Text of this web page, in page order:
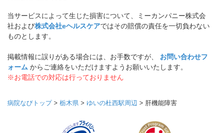
当サービスによって生じた損害について、ミーカンパニー株式会
社および株式会社eヘルスケアではその賠償の責任を一切負わない
ものとします。
掲載情報に誤りがある場合には、お手数ですが、 お問い合わせフ
ォーム からご連絡をいただけますようお願いいたします。
※お電話での対応は行っておりません
病院なびトップ> 栃木県 > ゆいの杜西駅周辺 > 肝機能障害